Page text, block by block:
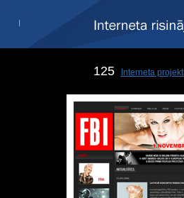
125 Interneta projekti